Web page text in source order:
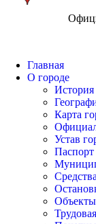
Главная
О городе
История
Карта
Устав
Паспорт
Объекты